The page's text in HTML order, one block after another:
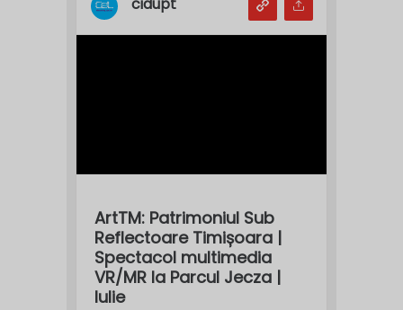
ArtTM: Patrimoniul Sub
Reflectoare Timișoara |
Spectacol multimedia
VR/MR la Parcul Jecza |
Iulie